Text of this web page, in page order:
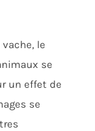
le
se
un effet de
se